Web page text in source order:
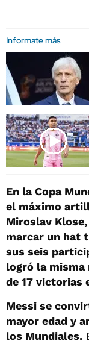
Informate más
En la Copa
el máximo
Miroslav Klose,
marcar un hat
sus seis
logró la misma
de 17 victorias
Messi se
mayor edad y
los Mundiales.